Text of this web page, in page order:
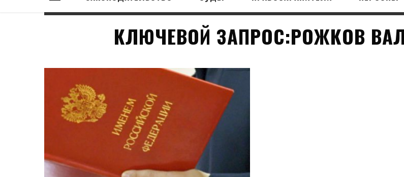
КЛЮЧЕВОЙ ЗАПРОС:РОЖКОВ